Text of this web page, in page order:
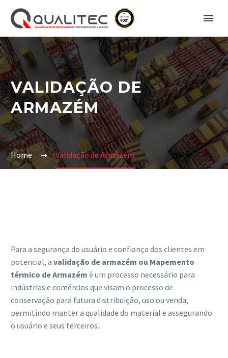
VALIDAÇÃO DE
ARMAZÉM
Home Validação de Armazém
Para a segurança do usuário e confiança dos clientes em
potencial, a validação de armazém ou Mapemento
térmico de Armazém é um processo necessário para
indústrias e comércios que visam o processo de
conservação para futura distribuição, uso ou venda,
permitindo manter a qualidade do material e assegurando
o usuário e seus terceiros.